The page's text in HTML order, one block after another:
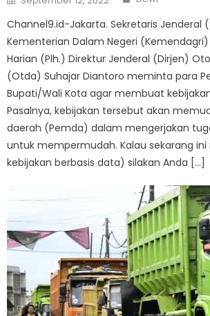
on
Channel9.id-Jakarta. Sekretaris Jenderal
Kementerian Dalam Negeri (Kemendagri)
Harian (Plh.) Direktur Jenderal (Dirjen)
(Otda) Suhajar Diantoro meminta para
Bupati/Wali Kota agar membuat
Pasalnya, kebijakan tersebut akan
daerah (Pemda) dalam mengerjakan
untuk mempermudah. Kalau sekarang
kebijakan berbasis data) silakan Anda […]